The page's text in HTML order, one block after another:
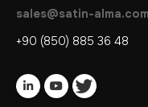
sales@satin-alma.com
+90 (850) 885 36 48